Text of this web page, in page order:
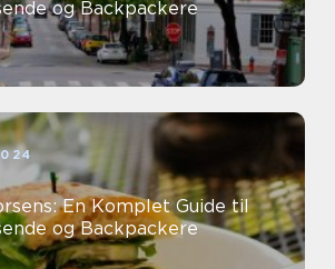
og Backpackere
En Komplet Guide til
og Backpackere